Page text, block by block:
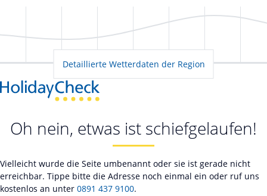
Detaillierte Wetterdaten der Region
Oh nein, etwas ist schiefgelaufen!
Vielleicht wurde die Seite umbenannt oder sie ist gerade nicht
erreichbar. Tippe bitte die Adresse noch einmal ein oder ruf uns
kostenlos an unter 0891 437 9100.